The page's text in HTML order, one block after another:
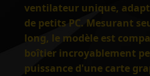
ventilateur unique,
de petits PC. Mesurant
long, le modèle est
boîtier incroyablement
puissance d'une carte